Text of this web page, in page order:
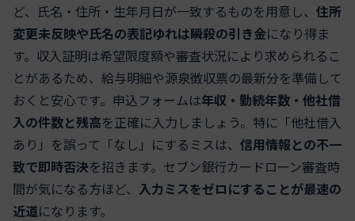
ど、氏名・住所・生年月日が一致するものを用意し、 住所
変更未反映や氏名の表記ゆれは瞬殺の引き金になり得ま
す。収入証明は希望限度額や審査状況により求められるこ
とがあるため、給与明細や源泉徴収票の最新分を準備して
おくと安心です。申込フォームは年収・勤続年数・他社借
入の件数と残高を正確に入力しましょう。特に「他社借入
あり」を誤って「なし」にするミスは、 信用情報との不一
致で即時否決を招きます。セブン銀行カードローン審査時
間が気になる方ほど、 入力ミスをゼロにすることが最速の
近道になります。